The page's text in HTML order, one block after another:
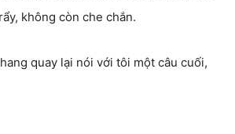
không còn che chắn.
quay lại nói với tôi một câu cuối,